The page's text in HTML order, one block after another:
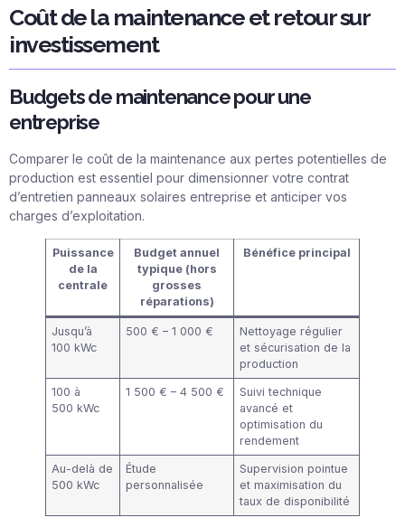
Coût de la maintenance et retour sur
investissement
Budgets de maintenance pour une
entreprise
Comparer le coût de la maintenance aux pertes potentielles de
production est essentiel pour dimensionner votre contrat
d’entretien panneaux solaires entreprise et anticiper vos
charges d’exploitation.
Puissance
de la
centrale
Budget annuel
typique (hors
grosses
réparations)
Bénéfice principal
Jusqu’à
100 kWc
500 € – 1 000 €
Nettoyage régulier
et sécurisation de la
production
100 à
500 kWc
1 500 € – 4 500 €
Suivi technique
avancé et
optimisation du
rendement
Au-delà de
500 kWc
Étude
personnalisée
Supervision pointue
et maximisation du
taux de disponibilité